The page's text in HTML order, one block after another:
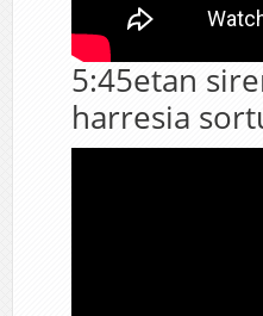
5:45etan
harresia